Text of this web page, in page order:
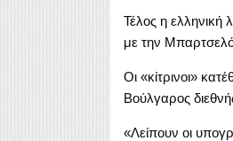
Τέλος η ελληνική
με την
Οι «κίτρινοι»
Βούλγαρος
«Λείπουν οι